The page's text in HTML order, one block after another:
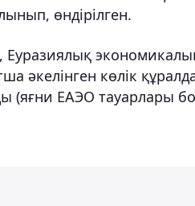
өндірілген.
Еуразиялық
әкелінген көлік
(яғни ЕАЭО тауарлары